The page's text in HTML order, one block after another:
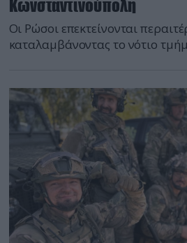
Κωνσταντινούπολη
Οι Ρώσοι επεκτείνονται
καταλαμβάνοντας το νότιο